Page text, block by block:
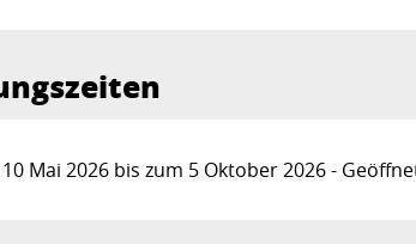
Mai 2026 bis zum 5 Oktober 2026 -